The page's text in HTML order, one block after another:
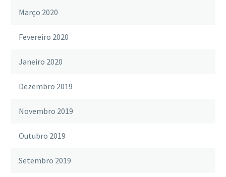
Março 2020
Fevereiro 2020
Janeiro 2020
Dezembro 2019
Novembro 2019
Outubro 2019
Setembro 2019